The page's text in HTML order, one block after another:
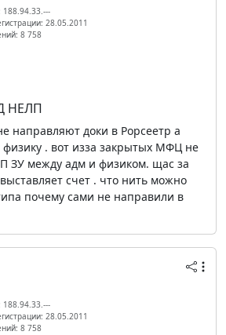
188.94.33.---
28.05.2011
8 758
НЕЛП
направляют доки в Рорсеетр а
. вот изза закрытых МФЦ не
ЗУ между адм и физиком. щас за
счет . что нить можно
почему сами не направили в
188.94.33.---
28.05.2011
8 758